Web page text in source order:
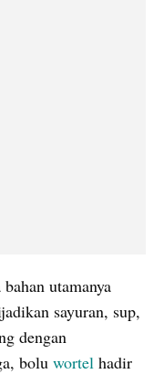
utamanya
sayuran, sup,
dengan
bolu wortel hadir